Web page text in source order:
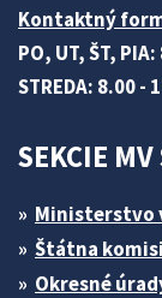
Kontaktný
PO, UT, ŠT,
STREDA: 8.00 -
SEKCIE MV
Ministerstvo
Štátna
Okresné